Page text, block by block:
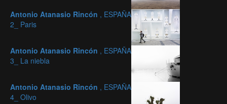
Antonio Atanasio Rincón , ESPAÑA
2_ Paris
Antonio Atanasio Rincón , ESPAÑA
3_ La niebla
Antonio Atanasio Rincón , ESPAÑA
4_ Olivo